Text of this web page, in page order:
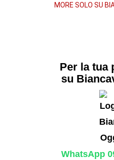
MORE SOLO SU
Per la tua
su
WhatsApp